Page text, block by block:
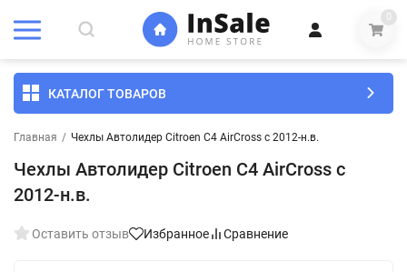
0
КАТАЛОГ ТОВАРОВ
Главная / Чехлы Автолидер Citroen C4 AirCross с 2012-н.в.
Чехлы Автолидер Citroen C4 AirCross с
2012-н.в.
Оставить отзыв Избранное Сравнение